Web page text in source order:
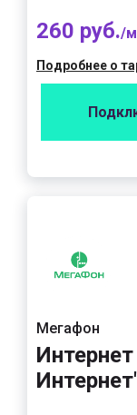
260 руб./
Подробнее о
Мегафон